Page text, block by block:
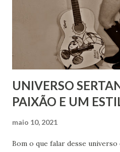
UNIVERSO
PAIXÃO E UM
maio 10, 2021
Bom o que falar desse universo